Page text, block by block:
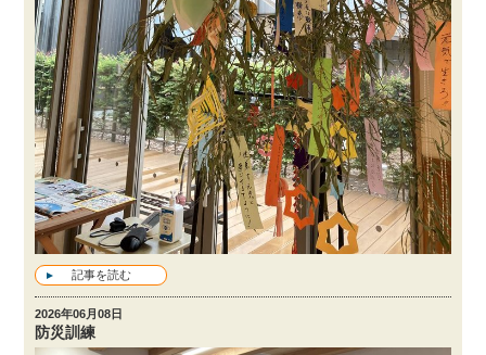
記事を読む
2026年06月08日
防災訓練